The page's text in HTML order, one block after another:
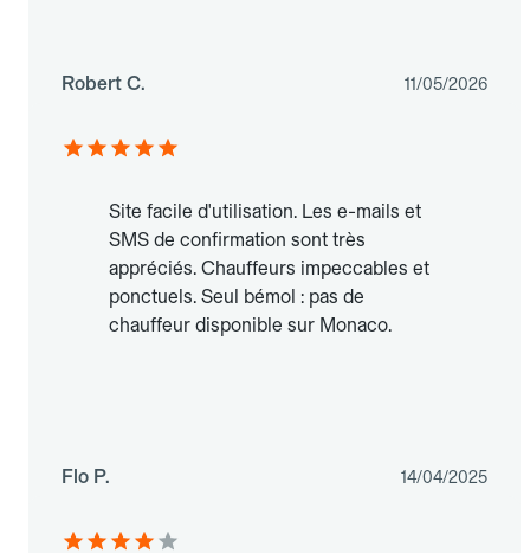
Robert C. 11/05/2026
Site facile d'utilisation. Les e-mails et
SMS de confirmation sont très
appréciés. Chauffeurs impeccables et
ponctuels. Seul bémol : pas de
chauffeur disponible sur Monaco.
Flo P. 14/04/2025